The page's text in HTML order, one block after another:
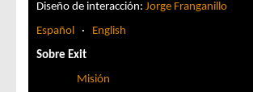
Diseño de interacción: Jorge Franganillo
Español · English
Sobre Exit
Misión